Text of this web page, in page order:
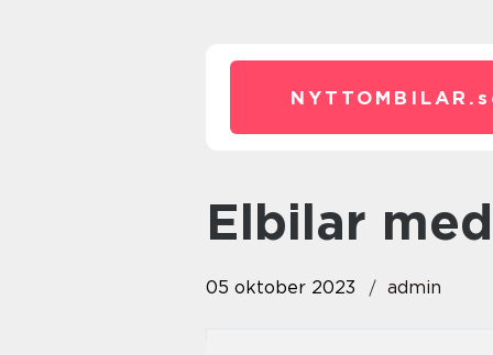
NYTTOMBILAR.
elbilar
05 oktober 2023 admin